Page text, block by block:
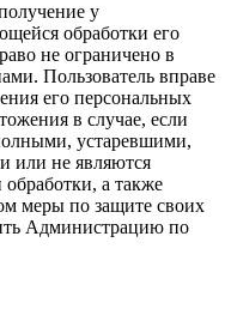
у
обработки его
не ограничено в
Пользователь вправе
его персональных
в случае, если
устаревшими,
или не являются
а также
меры по защите своих
Администрацию по